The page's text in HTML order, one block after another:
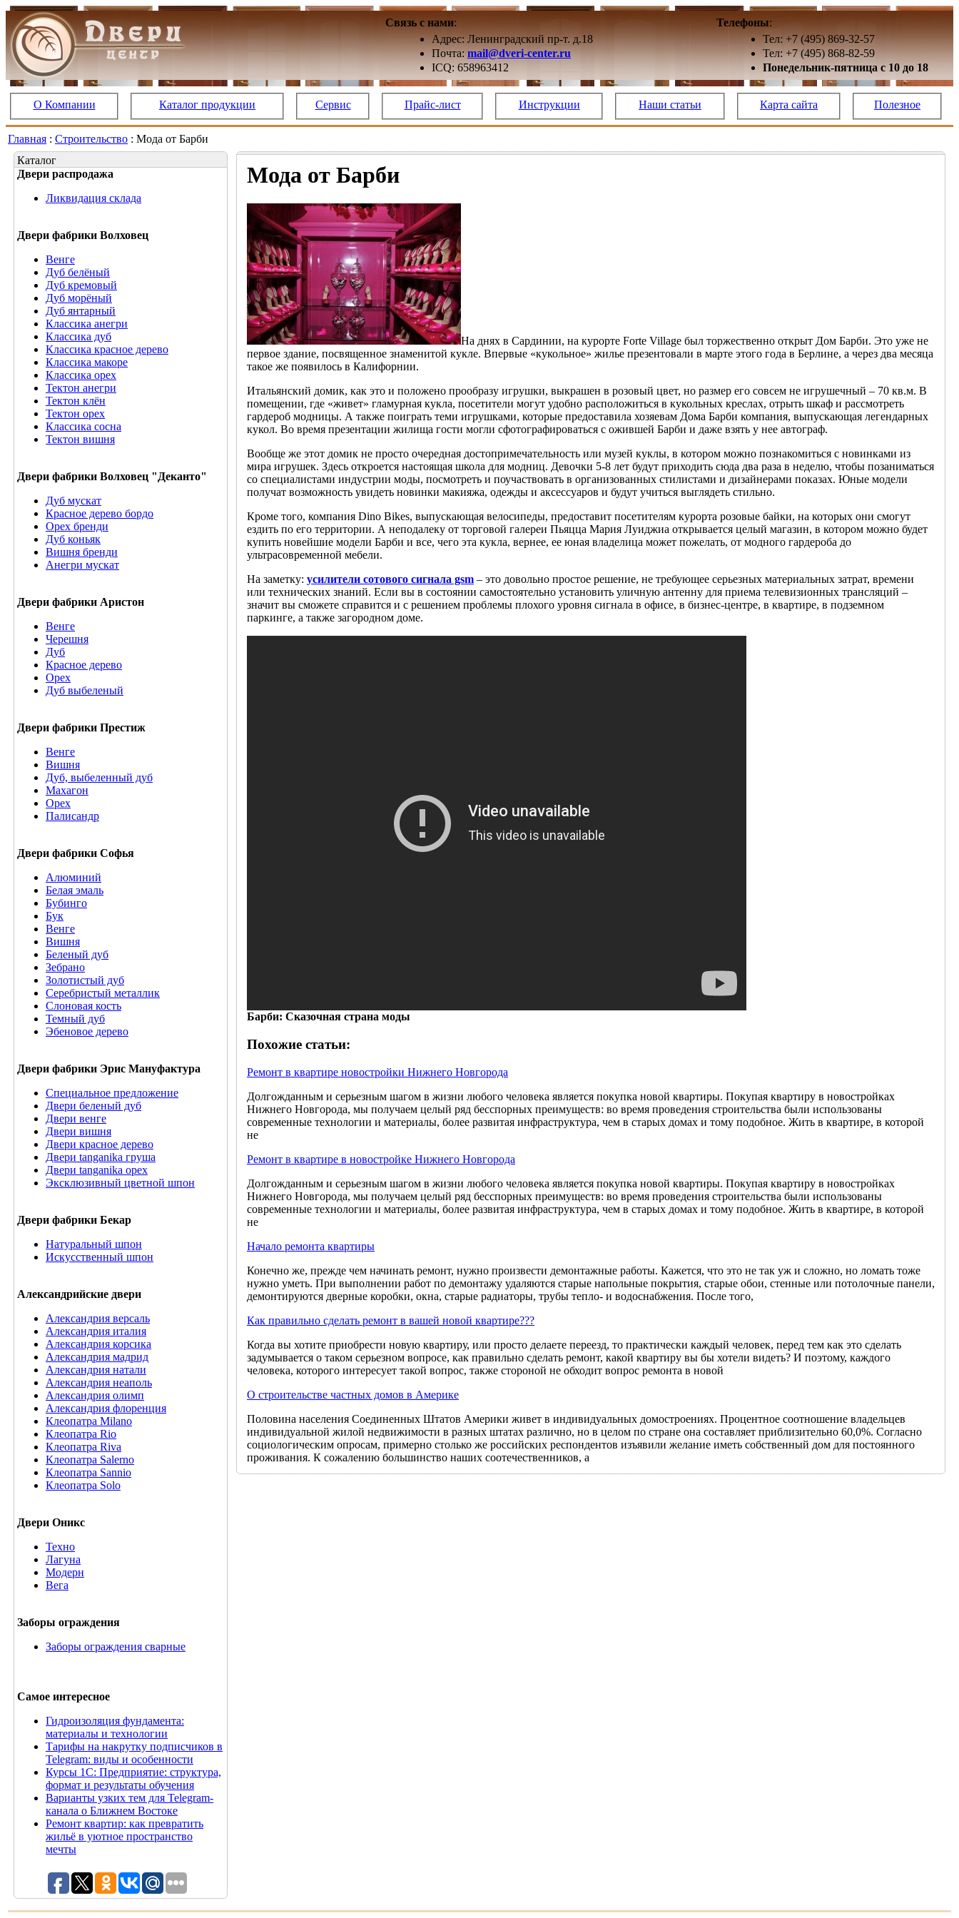
Связь с нами:
Адрес: Ленинградский пр-т. д.18
Почта:mail@dveri-center.ru
ICQ: 658963412
Телефоны:
Тел: +7 (495) 869-32-57
Тел: +7 (495) 868-82-59
Понедельник-пятница с 10 до 18
О Компании Каталог продукции Сервис Прайс-лист Инструкции Наши статьи Карта сайта Полезное
Главная : Строительство : Мода от Барби
Каталог
Двери распродажа
Ликвидация склада
Двери фабрики Волховец
Венге
Дуб белёный
Дуб кремовый
Дуб морёный
Дуб янтарный
Классика анегри
Классика дуб
Классика красное дерево
Классика макоре
Классика орех
Тектон анегри
Тектон клён
Тектон орех
Классика сосна
Тектон вишня
Двери фабрики Волховец "Деканто"
Дуб мускат
Красное дерево бордо
Орех бренди
Дуб коньяк
Вишня бренди
Анегри мускат
Двери фабрики Аристон
Венге
Черешня
Дуб
Красное дерево
Орех
Дуб выбеленый
Двери фабрики Престиж
Венге
Вишня
Дуб, выбеленный дуб
Махагон
Орех
Палисандр
Двери фабрики Софья
Алюминий
Белая эмаль
Бубинго
Бук
Венге
Вишня
Беленый дуб
Зебрано
Золотистый дуб
Серебристый металлик
Слоновая кость
Темный дуб
Эбеновое дерево
Двери фабрики Эрис Мануфактура
Специальное предложение
Двери беленый дуб
Двери венге
Двери вишня
Двери красное дерево
Двери tanganika груша
Двери tanganika oрех
Эксклюзивный цветной шпон
Двери фабрики Бекар
Натуральный шпон
Искусственный шпон
Александрийские двери
Александрия версаль
Александрия италия
Александрия корсика
Александрия мадрид
Александрия натали
Александрия неаполь
Александрия олимп
Александрия флоренция
Клеопатра Milano
Клеопатра Rio
Клеопатра Riva
Клеопатра Salerno
Клеопатра Sannio
Клеопатра Solo
Двери Оникс
Техно
Лагуна
Модерн
Вега
Заборы ограждения
Заборы ограждения сварные
Самое интересное
Гидроизоляция фундамента:
материалы и технологии
Тарифы на накрутку подписчиков в
Telegram: виды и особенности
Курсы 1С: Предприятие: структура,
формат и результаты обучения
Варианты узких тем для Telegram-
канала о Ближнем Востоке
Ремонт квартир: как превратить
жильё в уютное пространство
мечты
Мода от Барби
На днях в Сардинии, на курорте Forte Village был торжественно открыт Дом Барби. Это уже не
первое здание, посвященное знаменитой кукле. Впервые «кукольное» жилье презентовали в марте этого года в Берлине, а через два месяца
такое же появилось в Калифорнии.
Итальянский домик, как это и положено прообразу игрушки, выкрашен в розовый цвет, но размер его совсем не игрушечный – 70 кв.м. В
помещении, где «живет» гламурная кукла, посетители могут удобно расположиться в кукольных креслах, отрыть шкаф и рассмотреть
гардероб модницы. А также поиграть теми игрушками, которые предоставила хозяевам Дома Барби компания, выпускающая легендарных
кукол. Во время презентации жилища гости могли сфотографироваться с ожившей Барби и даже взять у нее автограф.
Вообще же этот домик не просто очередная достопримечательность или музей куклы, в котором можно познакомиться с новинками из
мира игрушек. Здесь откроется настоящая школа для модниц. Девочки 5-8 лет будут приходить сюда два раза в неделю, чтобы позаниматься
со специалистами индустрии моды, посмотреть и поучаствовать в организованных стилистами и дизайнерами показах. Юные модели
получат возможность увидеть новинки макияжа, одежды и аксессуаров и будут учиться выглядеть стильно.
Кроме того, компания Dino Bikes, выпускающая велосипеды, предоставит посетителям курорта розовые байки, на которых они смогут
ездить по его территории. А неподалеку от торговой галереи Пьяцца Мария Луиджиа открывается целый магазин, в котором можно будет
купить новейшие модели Барби и все, чего эта кукла, вернее, ее юная владелица может пожелать, от модного гардероба до
ультрасовременной мебели.
На заметку: усилители сотового сигнала gsm – это довольно простое решение, не требующее серьезных материальных затрат, времени
или технических знаний. Если вы в состоянии самостоятельно установить уличную антенну для приема телевизионных трансляций –
значит вы сможете справится и с решением проблемы плохого уровня сигнала в офисе, в бизнес-центре, в квартире, в подземном
паркинге, а также загородном доме.
Барби: Сказочная страна моды
Похожие статьи:
Ремонт в квартире новостройки Нижнего Новгорода
Долгожданным и серьезным шагом в жизни любого человека является покупка новой квартиры. Покупая квартиру в новостройках
Нижнего Новгорода, мы получаем целый ряд бесспорных преимуществ: во время проведения строительства были использованы
современные технологии и материалы, более развитая инфраструктура, чем в старых домах и тому подобное. Жить в квартире, в которой
не
Ремонт в квартире в новостройке Нижнего Новгорода
Долгожданным и серьезным шагом в жизни любого человека является покупка новой квартиры. Покупая квартиру в новостройках
Нижнего Новгорода, мы получаем целый ряд бесспорных преимуществ: во время проведения строительства были использованы
современные технологии и материалы, более развитая инфраструктура, чем в старых домах и тому подобное. Жить в квартире, в которой
не
Начало ремонта квартиры
Конечно же, прежде чем начинать ремонт, нужно произвести демонтажные работы. Кажется, что это не так уж и сложно, но ломать тоже
нужно уметь. При выполнении работ по демонтажу удаляются старые напольные покрытия, старые обои, стенные или потолочные панели,
демонтируются дверные коробки, окна, старые радиаторы, трубы тепло- и водоснабжения. После того,
Как правильно сделать ремонт в вашей новой квартире???
Когда вы хотите приобрести новую квартиру, или просто делаете переезд, то практически каждый человек, перед тем как это сделать
задумывается о таком серьезном вопросе, как правильно сделать ремонт, какой квартиру вы бы хотели видеть? И поэтому, каждого
человека, которого интересует такой вопрос, также стороной не обходит вопрос ремонта в новой
О строительстве частных домов в Америке
Половина населения Соединенных Штатов Америки живет в индивидуальных домостроениях. Процентное соотношение владельцев
индивидуальной жилой недвижимости в разных штатах различно, но в целом по стране она составляет приблизительно 60,0%. Согласно
социологическим опросам, примерно столько же российских респондентов изъявили желание иметь собственный дом для постоянного
проживания. К сожалению большинство наших соотечественников, а